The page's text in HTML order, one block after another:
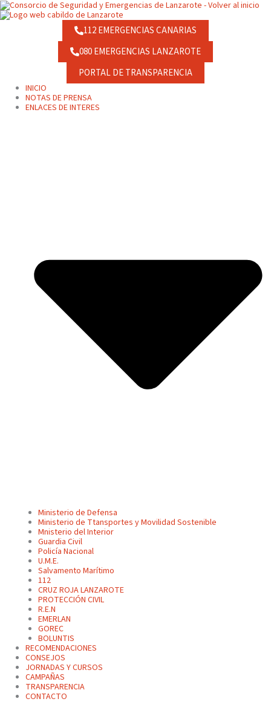
contenido
Ir
al
contenido
112 EMERGENCIAS CANARIAS
080 EMERGENCIAS LANZAROTE
PORTAL DE TRANSPARENCIA
INICIO
NOTAS DE PRENSA
ENLACES DE INTERES
Ministerio de Defensa
Ministerio de Ttansportes y Movilidad Sostenible
Mnisterio del Interior
Guardia Civil
Policía Nacional
U.M.E.
Salvamento Marítimo
112
CRUZ ROJA LANZAROTE
PROTECCIÓN CIVIL
R.E.N
EMERLAN
GOREC
BOLUNTIS
RECOMENDACIONES
CONSEJOS
JORNADAS Y CURSOS
CAMPAÑAS
TRANSPARENCIA
CONTACTO